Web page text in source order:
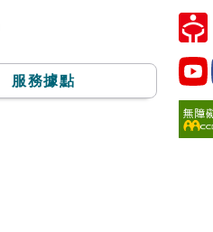
服務據點